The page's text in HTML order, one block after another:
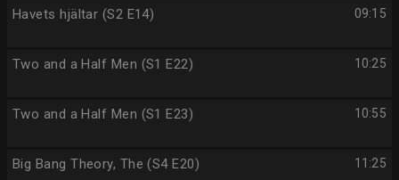
09:15
Havets hjältar (S2 E14)
10:25
Two and a Half Men (S1 E22)
10:55
Two and a Half Men (S1 E23)
11:25
Big Bang Theory, The (S4 E20)